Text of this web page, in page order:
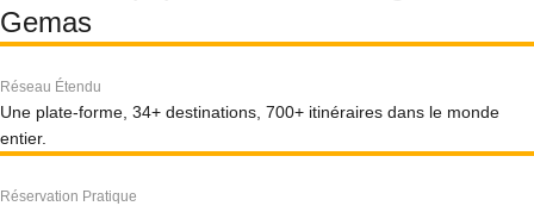
Gemas
Réseau Étendu
Une plate-forme, 34+ destinations, 700+ itinéraires dans le monde
entier.
Réservation Pratique